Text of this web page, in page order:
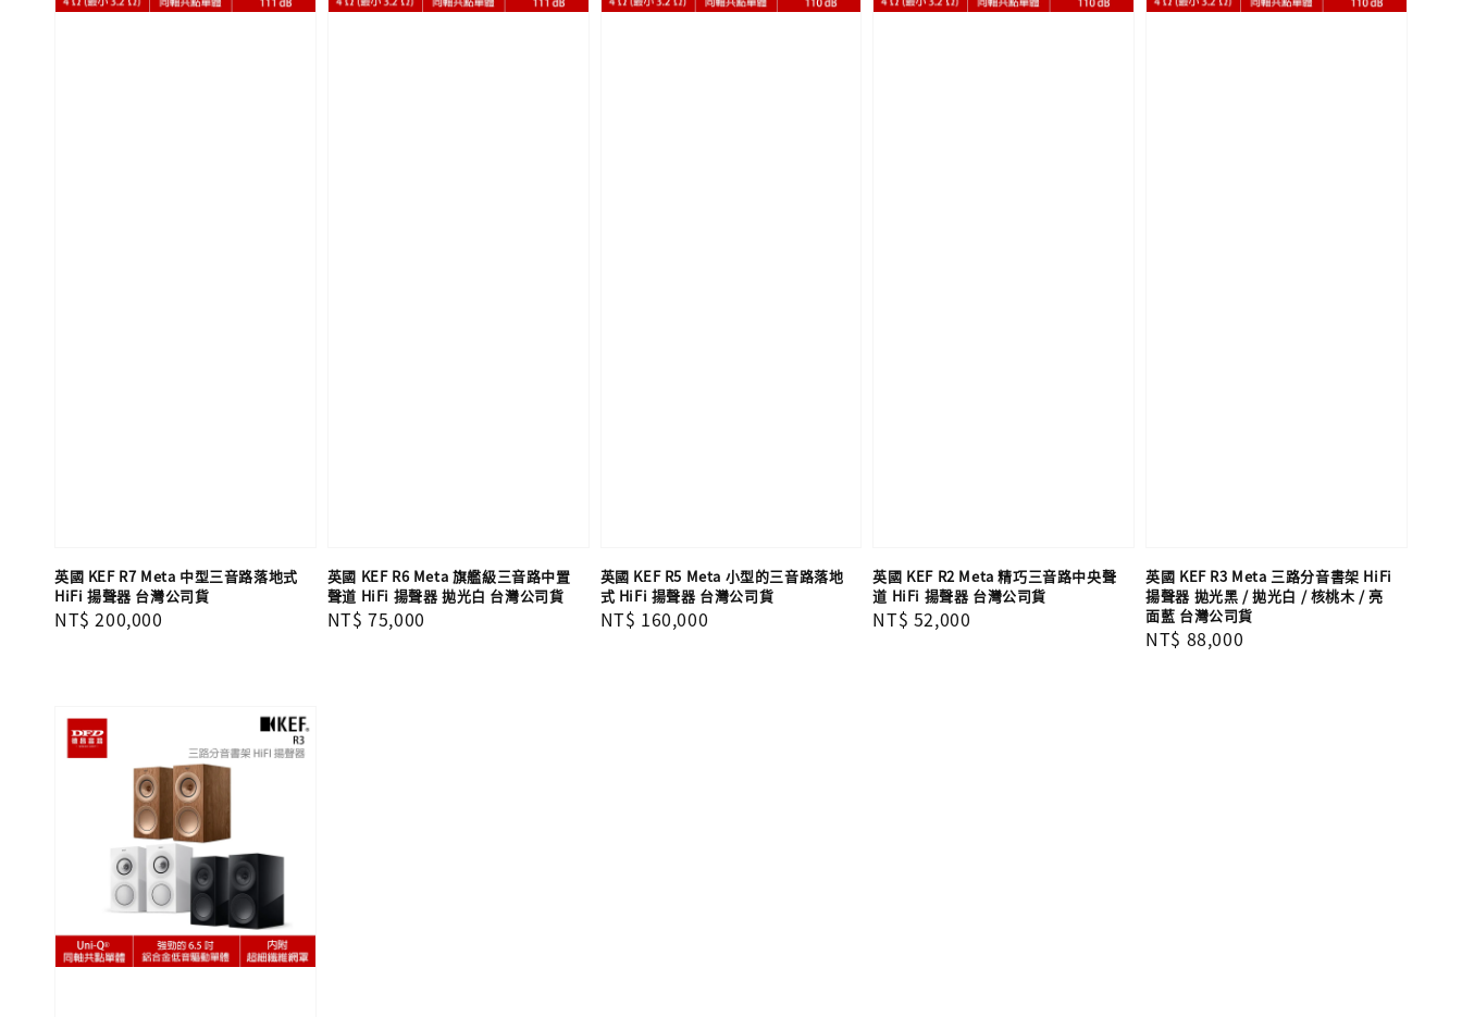
英國 KEF R7 Meta 中型三音路落地式
HiFi 揚聲器 台灣公司貨
Regular
NT$ 200,000
英國 KEF R6 Meta 旗艦級三音路中置
聲道 HiFi 揚聲器 拋光白 台灣公司貨
Regular
NT$ 75,000
英國 KEF R5 Meta 小型的三音路落地
式 HiFi 揚聲器 台灣公司貨
Regular
NT$ 160,000
英國 KEF R2 Meta 精巧三音路中央聲
道 HiFi 揚聲器 台灣公司貨
Regular
NT$ 52,000
英國 KEF R3 Meta 三路分音書架 HiFi
揚聲器 拋光黑 / 拋光白 / 核桃木 / 亮
面藍 台灣公司貨
Regular
NT$ 88,000